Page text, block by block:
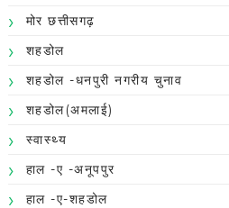
मोर छत्तीसगढ़
शहडोल
शहडोल -धनपुरी नगरीय चुनाव
शहडोल(अमलाई)
स्वास्थ्य
हाल -ए -अनूपपुर
हाल -ए-शहडोल